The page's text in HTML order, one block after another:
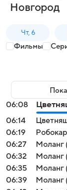
Новгород
Чт, 6
Фильмы
06:08
06:14
06:19
06:27
Моланг
06:32
Моланг
06:35
Моланг
06:39
Моланг